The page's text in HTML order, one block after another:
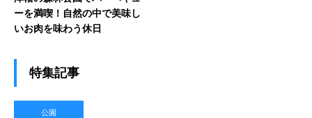
ーを満喫！自然の中で美味し
いお肉を味わう休日
特集記事
公園